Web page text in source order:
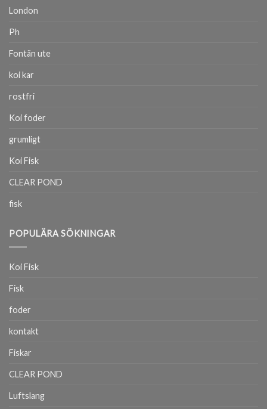
London
Ph
Fontän ute
koi kar
rostfri
Koi foder
grumligt
Koi Fisk
CLEAR POND
fisk
POPULÄRA SÖKNINGAR
Koi Fisk
Fisk
foder
kontakt
Fiskar
CLEAR POND
Luftslang